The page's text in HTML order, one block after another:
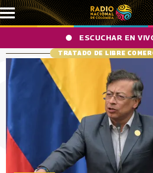
Pasar al contenido principal
ESCUCHAR EN
TRATADO DE LIBRE